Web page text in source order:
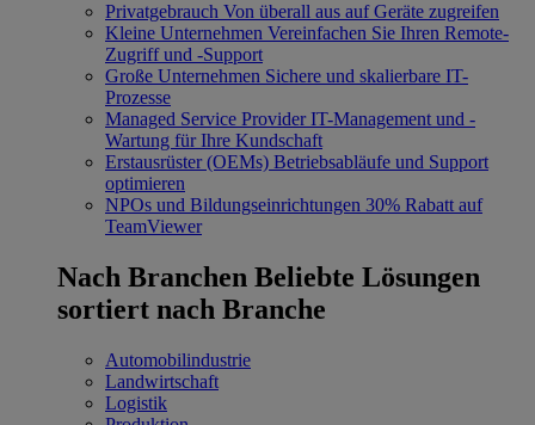
Privatgebrauch Von überall aus auf Geräte zugreifen
Kleine Unternehmen Vereinfachen Sie Ihren Remote-
Zugriff und -Support
Große Unternehmen Sichere und skalierbare IT-
Prozesse
Managed Service Provider IT-Management und -
Wartung für Ihre Kundschaft
Erstausrüster (OEMs) Betriebsabläufe und Support
optimieren
NPOs und Bildungseinrichtungen 30% Rabatt auf
TeamViewer
Nach Branchen Beliebte Lösungen
sortiert nach Branche
Automobilindustrie
Landwirtschaft
Logistik